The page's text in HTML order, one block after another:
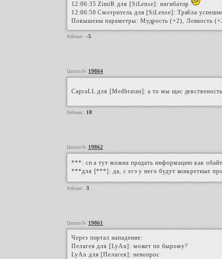
12:06:35 ZimiR для [SiLense]: нагибатор
12:06:50 Смотритель для [SiLense]: Трабла
Повышены параметры: Мудрость (+2), Ловкость
Рейтинг: -5
Цитата № 19864
CapraLL для [Medbratan]: а то мы щас
Рейтинг: 10
Цитата № 19862
***: сп а тут можна продать информацию как
***для [***]: да, с егэ у него будут конкретные
Рейтинг: 3
Цитата № 19861
Через портал нападение:
Пелагея для [LyAn]: может по бырому?
LyAn для [Пелагея]: невопрос